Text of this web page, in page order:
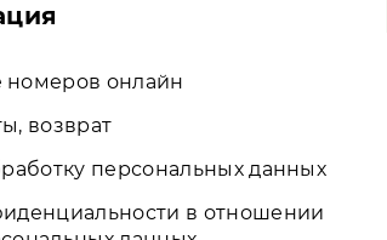
онлайн
возврат
персональных данных
в отношении